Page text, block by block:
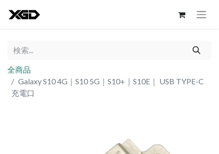
全商品
Galaxy S10 4G｜S10 5G｜S10+｜S10E｜ USB TYPE-C
充電口